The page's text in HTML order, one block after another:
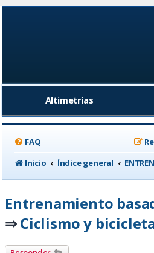
Altimetrías
FAQ
Inicio
Índice general
Entrenamiento
⇒ Ciclismo y